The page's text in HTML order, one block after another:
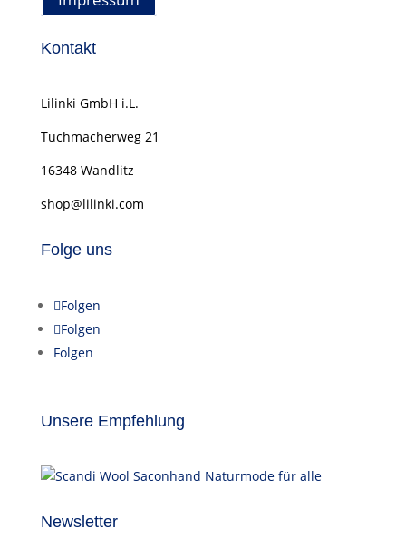
Kontakt
Lilinki GmbH i.L.
Tuchmacherweg 21
16348 Wandlitz
shop@lilinki.com
Folge uns
Folgen
Folgen
Folgen
Unsere Empfehlung
Newsletter